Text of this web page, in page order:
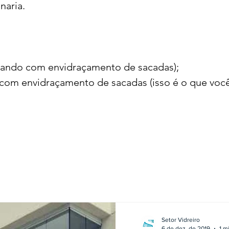
com envidraçamento de sacadas);
envidraçamento de sacadas (isso é o que
Setor Vidreiro